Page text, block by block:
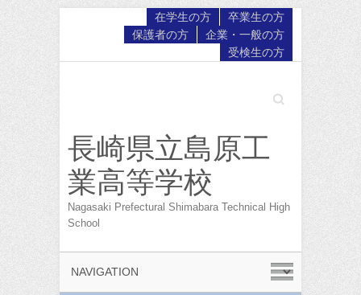
卒業生の方
在学生の方
企業・一般の方
保護者の方
受検生の方
Search
長崎県立島原工
業高等学校
Nagasaki Prefectural Shimabara Technical High
School